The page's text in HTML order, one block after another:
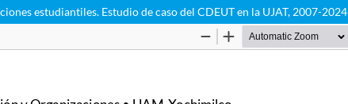
estudiantiles. Estudio de caso del CDEUT en la UJAT, 2007-2024